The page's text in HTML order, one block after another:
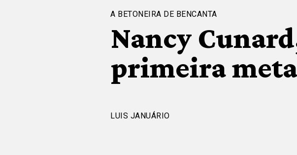
A BETONEIRA DE BENCANTA
Nancy
primeira
LUIS JANUÁRIO